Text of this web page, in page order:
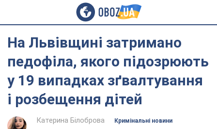
На Львівщині затримано
педофіла, якого підозрюють
у 19 випадках зґвалтування
і розбещення дітей
Катерина Білоброва
Кримінальні новини